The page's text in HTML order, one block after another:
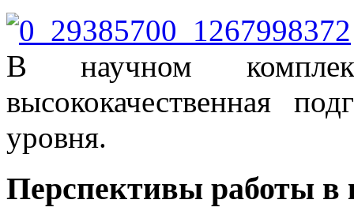
В научном
высококачественная
уровня.
Перспективы работы в